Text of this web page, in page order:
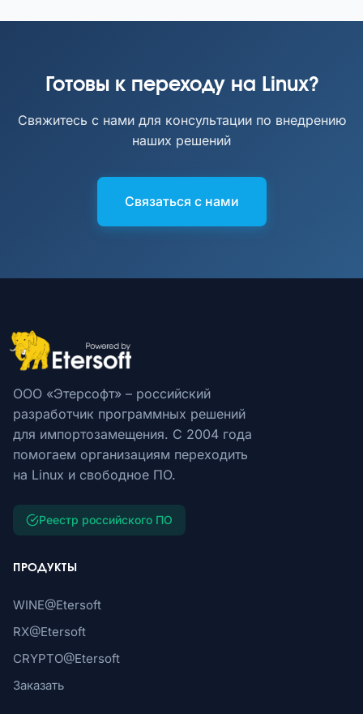
Готовы к переходу на Linux?
Свяжитесь с нами для консультации по внедрению
наших решений
Связаться с нами
ООО «Этерсофт» – российский
разработчик программных решений
для импортозамещения. С 2004 года
помогаем организациям переходить
на Linux и свободное ПО.
Реестр российского ПО
ПРОДУКТЫ
WINE@Etersoft
RX@Etersoft
CRYPTO@Etersoft
Заказать